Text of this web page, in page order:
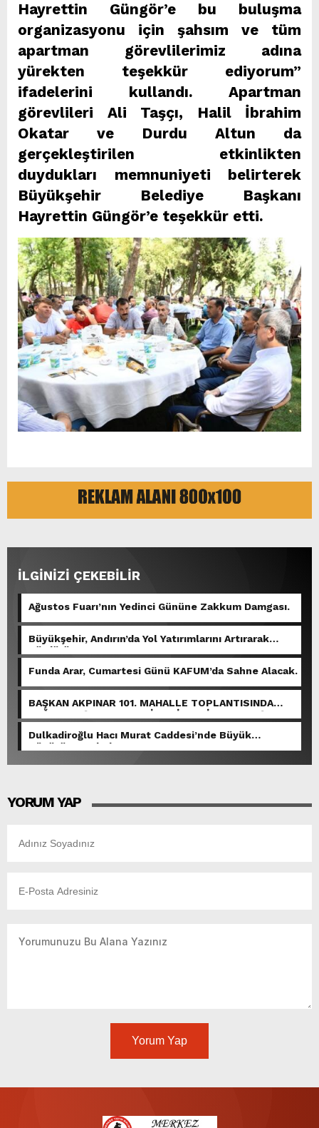
Hayrettin Güngör’e bu buluşma
organizasyonu için şahsım ve tüm
apartman görevlilerimiz adına
yürekten teşekkür ediyorum”
ifadelerini kullandı. Apartman
görevlileri Ali Taşçı, Halil İbrahim
Okatar ve Durdu Altun da
gerçekleştirilen etkinlikten
duydukları memnuniyeti belirterek
Büyükşehir Belediye Başkanı
Hayrettin Güngör’e teşekkür etti.
İLGİNİZİ ÇEKEBİLİR
Ağustos Fuarı’nın Yedinci Gününe Zakkum Damgası.
Büyükşehir, Andırın’da Yol Yatırımlarını Artırarak
Sürdürüyor.
Funda Arar, Cumartesi Günü KAFUM’da Sahne Alacak.
BAŞKAN AKPINAR 101. MAHALLE TOPLANTISINDA
BAĞLARBAŞI MAHALLESİ SAKİNLERİYLE BULUŞTU.
Dulkadiroğlu Hacı Murat Caddesi’nde Büyük
Dönüşüm Başladı.
YORUM YAP
Yorum Yap